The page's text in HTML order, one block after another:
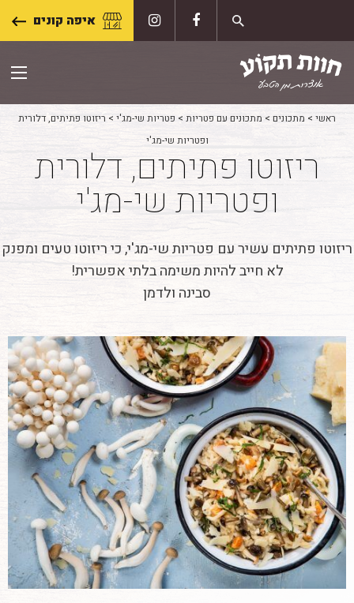
content
איפה קונים
ראשי > מתכונים > מתכונים עם פטריות > פטריות שי-מג'י > ריזוטו פתיתים, דלורית
ופטריות שי-מג'י
ריזוטו פתיתים, דלורית
ופטריות שי-מג'י
ריזוטו פתיתים עשיר עם פטריות שי-מג'י, כי ריזוטו טעים ומפנק
לא חייב להיות משימה בלתי אפשרית!
סבינה ולדמן